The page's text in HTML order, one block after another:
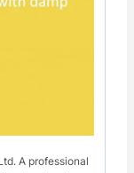
A professional